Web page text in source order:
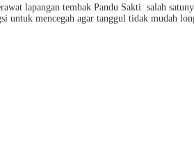
lapangan tembak Pandu Sakti salah
untuk mencegah agar tanggul tidak mudah